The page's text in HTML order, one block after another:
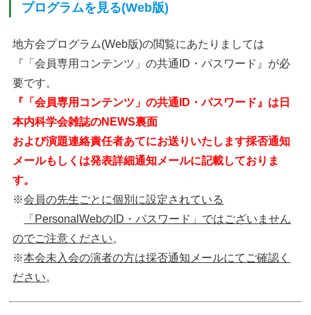
プログラムを見る(Web版)
地方会プログラム(Web版)の閲覧にあたりましては
『「会員専用コンテンツ」の共通ID・パスワード』が必
要です。
『「会員専用コンテンツ」の共通ID・パスワード』は日
本内科学会雑誌のNEWS裏面
および演題連絡責任者あてにお送りいたします採否通知
メールもしくは発表詳細通知メールに記載しておりま
す。
※会員の先生ごとに個別に設定されている
「PersonalWebのID・パスワード」ではございません
のでご注意ください。
※本会未入会の演者の方は採否通知メールにてご確認く
ださい。